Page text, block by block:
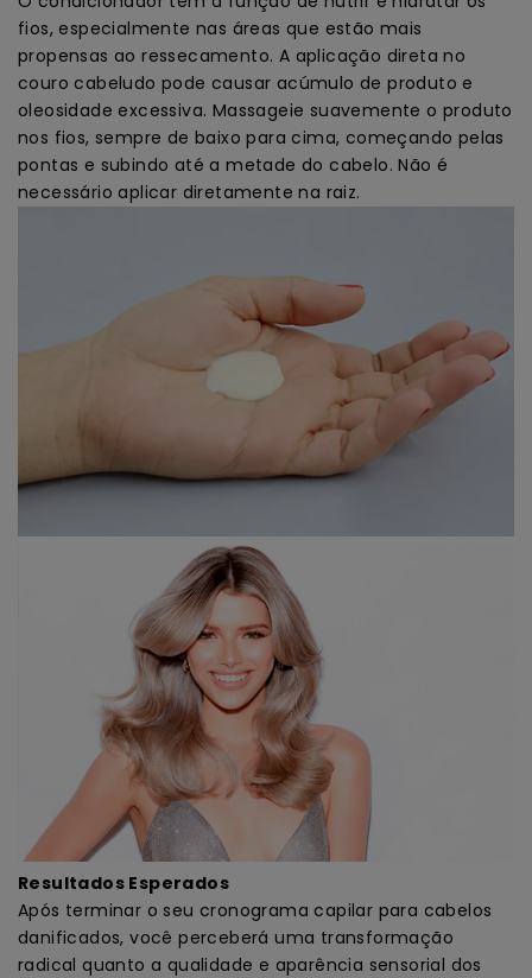
fios, especialmente nas áreas que estão mais
propensas ao ressecamento. A aplicação direta no
couro cabeludo pode causar acúmulo de produto e
oleosidade excessiva. Massageie suavemente o produto
nos fios, sempre de baixo para cima, começando pelas
pontas e subindo até a metade do cabelo. Não é
necessário aplicar diretamente na raiz.
Resultados Esperados
Após terminar o seu cronograma capilar para cabelos
danificados, você perceberá uma transformação
radical quanto a qualidade e aparência sensorial dos